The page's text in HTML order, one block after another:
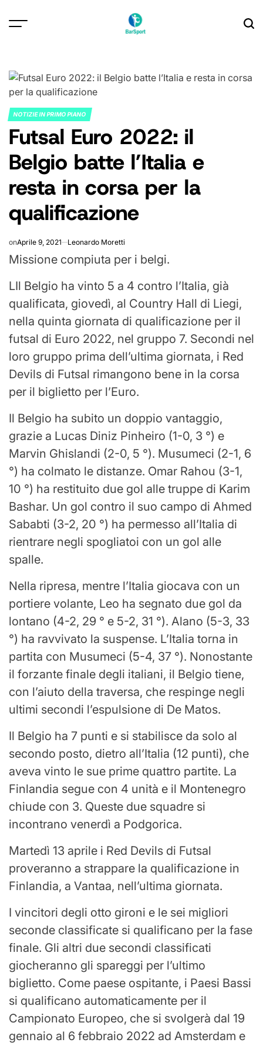
POSTED
IN
NOTIZIE IN PRIMO PIANO
Futsal Euro 2022: il
Belgio batte l’Italia e
resta in corsa per la
qualificazione
onAprile 9, 2021 Leonardo Moretti
Missione compiuta per i belgi.
LIl Belgio ha vinto 5 a 4 contro l’Italia, già
qualificata, giovedì, al Country Hall di Liegi,
nella quinta giornata di qualificazione per il
futsal di Euro 2022, nel gruppo 7. Secondi nel
loro gruppo prima dell’ultima giornata, i Red
Devils di Futsal rimangono bene in la corsa
per il biglietto per l’Euro.
Il Belgio ha subito un doppio vantaggio,
grazie a Lucas Diniz Pinheiro (1-0, 3 °) e
Marvin Ghislandi (2-0, 5 °). Musumeci (2-1, 6
°) ha colmato le distanze. Omar Rahou (3-1,
10 °) ha restituito due gol alle truppe di Karim
Bashar. Un gol contro il suo campo di Ahmed
Sababti (3-2, 20 °) ha permesso all’Italia di
rientrare negli spogliatoi con un gol alle
spalle.
Nella ripresa, mentre l’Italia giocava con un
portiere volante, Leo ha segnato due gol da
lontano (4-2, 29 ° e 5-2, 31 °). Alano (5-3, 33
°) ha ravvivato la suspense. L’Italia torna in
partita con Musumeci (5-4, 37 °). Nonostante
il forzante finale degli italiani, il Belgio tiene,
con l’aiuto della traversa, che respinge negli
ultimi secondi l’espulsione di De Matos.
Il Belgio ha 7 punti e si stabilisce da solo al
secondo posto, dietro all’Italia (12 punti), che
aveva vinto le sue prime quattro partite. La
Finlandia segue con 4 unità e il Montenegro
chiude con 3. Queste due squadre si
incontrano venerdì a Podgorica.
Martedì 13 aprile i Red Devils di Futsal
proveranno a strappare la qualificazione in
Finlandia, a Vantaa, nell’ultima giornata.
I vincitori degli otto gironi e le sei migliori
seconde classificate si qualificano per la fase
finale. Gli altri due secondi classificati
giocheranno gli spareggi per l’ultimo
biglietto. Come paese ospitante, i Paesi Bassi
si qualificano automaticamente per il
Campionato Europeo, che si svolgerà dal 19
gennaio al 6 febbraio 2022 ad Amsterdam e